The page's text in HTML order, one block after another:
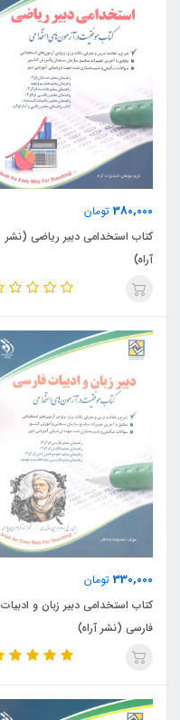
380,000 تومان
کتاب استخدامی دبیر ریاضی (نشر
آراه)
330,000 تومان
کتاب استخدامی دبیر زبان و ادبیات
فارسی (نشر آراه)